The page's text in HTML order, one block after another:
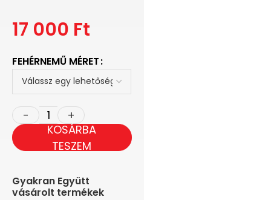
17 000 Ft
FEHÉRNEMŰ MÉRET
KOSÁRBA
TESZEM
Gyakran Együtt
vásárolt termékek